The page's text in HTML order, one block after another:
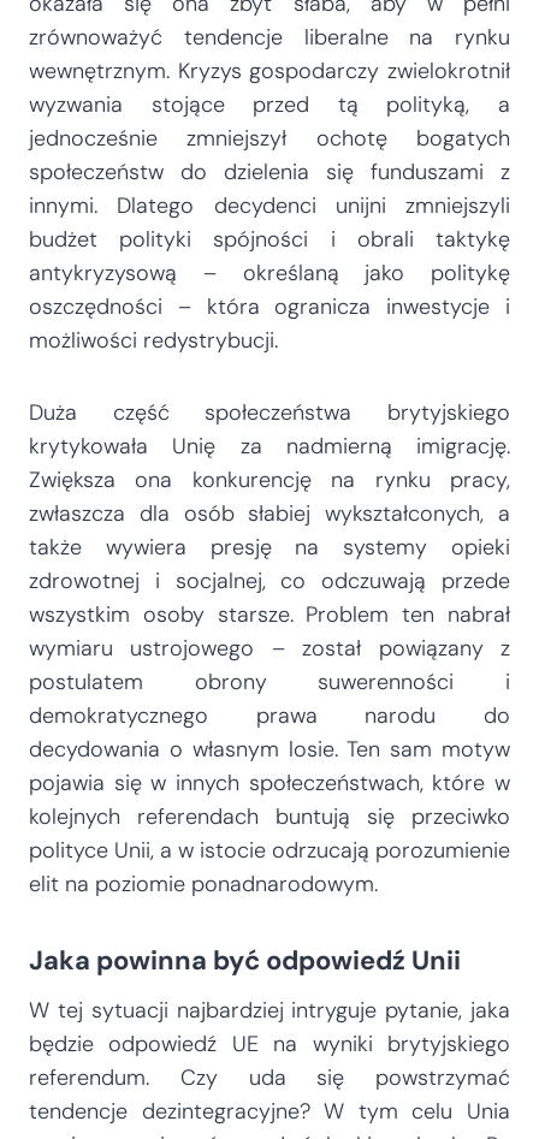
zrównoważyć tendencje liberalne na rynku
wewnętrznym. Kryzys gospodarczy zwielokrotnił
wyzwania stojące przed tą polityką, a
jednocześnie zmniejszył ochotę bogatych
społeczeństw do dzielenia się funduszami z
innymi. Dlatego decydenci unijni zmniejszyli
budżet polityki spójności i obrali taktykę
antykryzysową – określaną jako politykę
oszczędności – która ogranicza inwestycje i
możliwości redystrybucji.
Duża część społeczeństwa brytyjskiego
krytykowała Unię za nadmierną imigrację.
Zwiększa ona konkurencję na rynku pracy,
zwłaszcza dla osób słabiej wykształconych, a
także wywiera presję na systemy opieki
zdrowotnej i socjalnej, co odczuwają przede
wszystkim osoby starsze. Problem ten nabrał
wymiaru ustrojowego – został powiązany z
postulatem obrony suwerenności i
demokratycznego prawa narodu do
decydowania o własnym losie. Ten sam motyw
pojawia się w innych społeczeństwach, które w
kolejnych referendach buntują się przeciwko
polityce Unii, a w istocie odrzucają porozumienie
elit na poziomie ponadnarodowym.
Jaka powinna być odpowiedź Unii
W tej sytuacji najbardziej intryguje pytanie, jaka
będzie odpowiedź UE na wyniki brytyjskiego
referendum. Czy uda się powstrzymać
tendencje dezintegracyjne? W tym celu Unia